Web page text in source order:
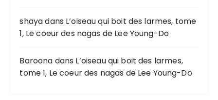
shayadans L’oiseau qui boit des larmes, tome
1, Le coeur des nagas de Lee Young-Do
Baroona dans L’oiseau qui boit des larmes,
tome 1, Le coeur des nagas de Lee Young-Do